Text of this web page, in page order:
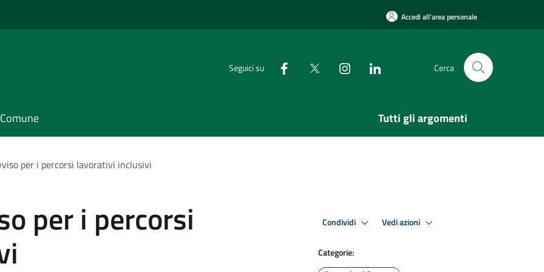
Accedi all'area personale
Seguici su Cerca
Tutti gli argomenti
per i percorsi lavorativi inclusivi
per i percorsi Condividi Vedi azioni
Categorie: